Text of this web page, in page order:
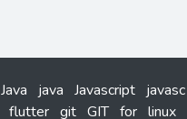
Java java Javascript javasc
flutter git GIT for linux